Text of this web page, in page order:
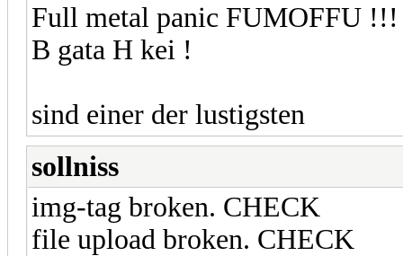
Full metal panic FUMOFFU
B gata H kei !
sind einer der lustigsten
sollniss
img-tag broken. CHECK
file upload broken. CHECK